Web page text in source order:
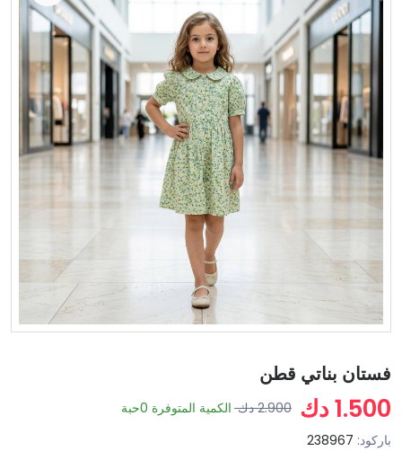
فستان بناتي قطن
1.500 دك 2.900 دك الكمية المتوفرة 0حبة
باركود: 238967